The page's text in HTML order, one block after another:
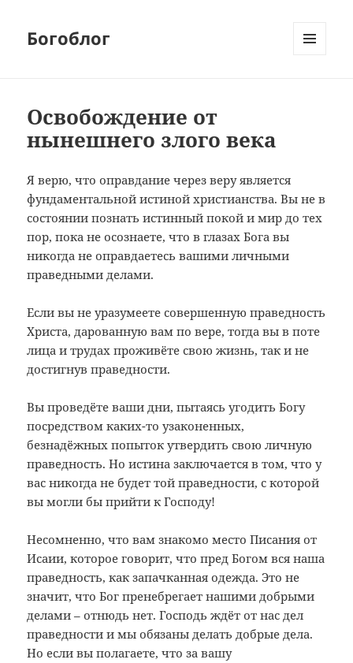
Богоблог
Освобождение от
нынешнего злого века
Я верю, что оправдание через веру является
фундаментальной истиной христианства. Вы не в
состоянии познать истинный покой и мир до тех
пор, пока не осознаете, что в глазах Бога вы
никогда не оправдаетесь вашими личными
праведными делами.
Если вы не уразумеете совершенную праведность
Христа, дарованную вам по вере, тогда вы в поте
лица и трудах проживёте свою жизнь, так и не
достигнув праведности.
Вы проведёте ваши дни, пытаясь угодить Богу
посредством каких-то узаконенных,
безнадёжных попыток утвердить свою личную
праведность. Но истина заключается в том, что у
вас никогда не будет той праведности, с которой
вы могли бы прийти к Господу!
Несомненно, что вам знакомо место Писания от
Исаии, которое говорит, что пред Богом вся наша
праведность, как запачканная одежда. Это не
значит, что Бог пренебрегает нашими добрыми
делами – отнюдь нет. Господь ждёт от нас дел
праведности и мы обязаны делать добрые дела.
Но если вы полагаете, что за вашу